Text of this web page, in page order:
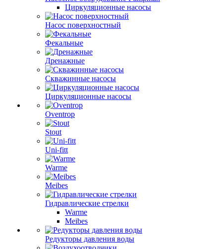
Циркуляционные насосы
Насос поверхностный
Фекальные
Дренажные
Скважинные насосы
Циркуляционные насосы
Oventrop
Stout
Uni-fitt
Warme
Meibes
Гидравлические стрелки
Warme
Meibes
Редукторы давления воды